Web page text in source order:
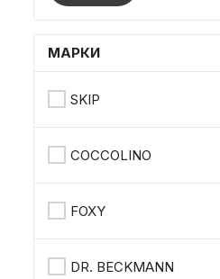
МАРКИ
SKIP
COCCOLINO
FOXY
DR. BECKMANN